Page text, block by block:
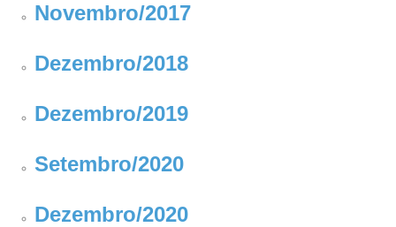
Novembro/2017
Dezembro/2018
Dezembro/2019
Setembro/2020
Dezembro/2020